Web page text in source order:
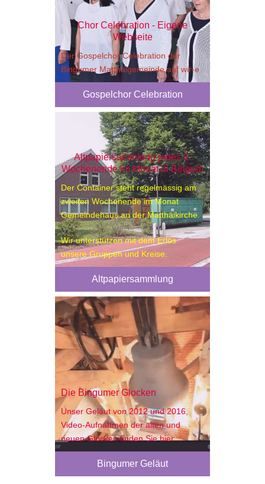
Chor Celebration - Eigene
Webseite
Der Gospelchor Celebration der
Bingumer Matthäigemeinde auf wir-e
Gospelchor Celebration
Altpapiersammlung jedes 2.
Wochenende im Monat in Bingum
Der Container steht regelmässig am
zweiten Wochenende im Monat
Gemeindehaus an der Matthäikirche.
Wir unterstützen mit dem Erlös
unsere Gruppen und Kreise.
Altpapiersammlung
Die Bingumer Glocken
Unser Geläut von 2012 und 2016,
Video-Aufnahmen der alten und
neuen Glocken finden Sie hier....
Bingumer Geläut